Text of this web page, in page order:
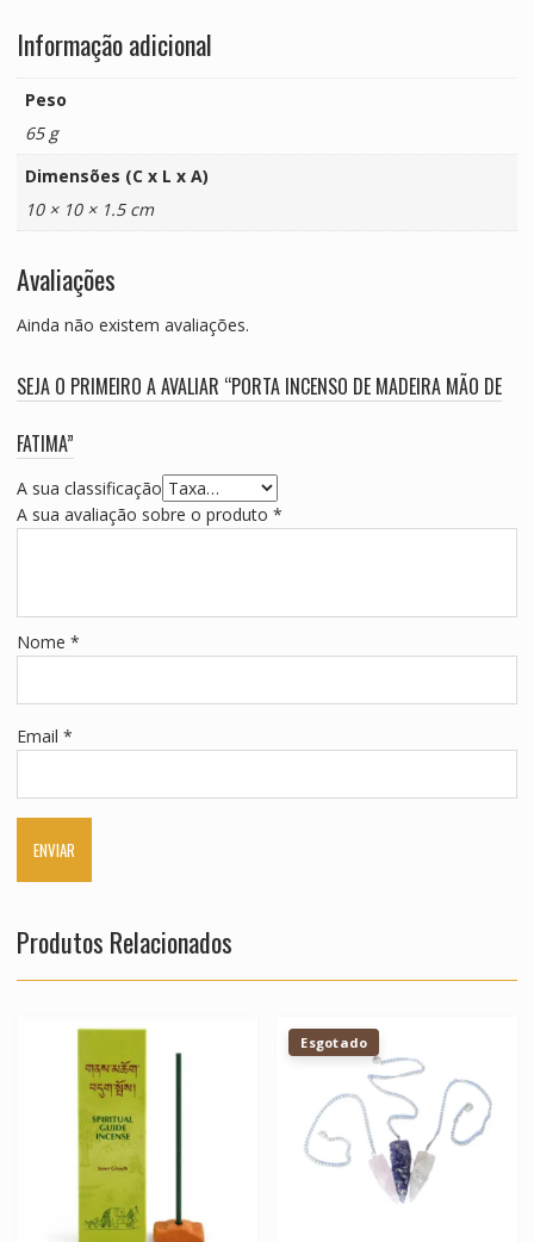
Informação adicional
Peso
65 g
Dimensões (C x L x A)
10 × 10 × 1.5 cm
Avaliações
Ainda não existem avaliações.
SEJA O PRIMEIRO A AVALIAR “PORTA INCENSO DE MADEIRA MÃO DE
FATIMA”
A sua classificação
A sua avaliação sobre o produto *
Nome *
Email *
Produtos Relacionados
Esgotado